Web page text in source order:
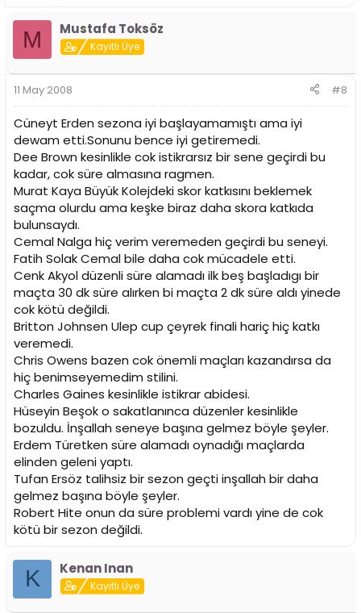
M Mustafa Toksöz
Kayıtlı Üye
11 May 2008 #8
Cüneyt Erden sezona iyi başlayamamıştı ama iyi
dewam etti.Sonunu bence iyi getiremedi.
Dee Brown kesinlikle cok istikrarsız bir sene geçirdi bu
kadar, cok süre almasına ragmen.
Murat Kaya Büyük Kolejdeki skor katkısını beklemek
saçma olurdu ama keşke biraz daha skora katkıda
bulunsaydı.
Cemal Nalga hiç verim veremeden geçirdi bu seneyi.
Fatih Solak Cemal bile daha cok mücadele etti.
Cenk Akyol düzenli süre alamadı ilk beş başladıgı bir
maçta 30 dk süre alırken bi maçta 2 dk süre aldı yinede
cok kötü değildi.
Britton Johnsen Ulep cup çeyrek finali hariç hiç katkı
veremedi.
Chris Owens bazen cok önemli maçları kazandırsa da
hiç benimseyemedim stilini.
Charles Gaines kesinlikle istikrar abidesi.
Hüseyin Beşok o sakatlanınca düzenler kesinlikle
bozuldu. İnşallah seneye başına gelmez böyle şeyler.
Erdem Türetken süre alamadı oynadığı maçlarda
elinden geleni yaptı.
Tufan Ersöz talihsiz bir sezon geçti inşallah bir daha
gelmez başına böyle şeyler.
Robert Hite onun da süre problemi vardı yine de cok
kötü bir sezon değildi.
K Kenan Inan
Kayıtlı Üye